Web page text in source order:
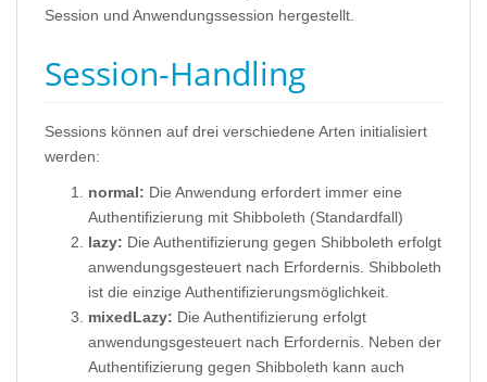
Session und Anwendungssession hergestellt.
Session-Handling
Sessions können auf drei verschiedene Arten initialisiert
werden:
normal: Die Anwendung erfordert immer eine
Authentifizierung mit Shibboleth (Standardfall)
lazy: Die Authentifizierung gegen Shibboleth erfolgt
anwendungsgesteuert nach Erfordernis. Shibboleth
ist die einzige Authentifizierungsmöglichkeit.
mixedLazy: Die Authentifizierung erfolgt
anwendungsgesteuert nach Erfordernis. Neben der
Authentifizierung gegen Shibboleth kann auch